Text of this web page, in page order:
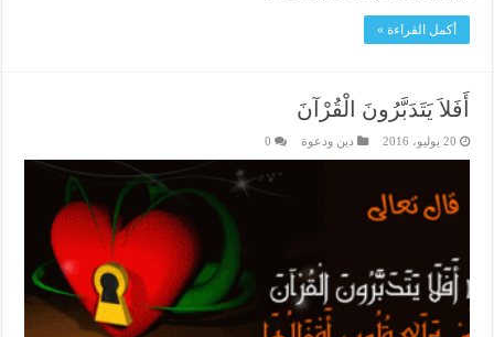
أكمل القراءة »
أَفَلاَ يَتَدَبَّرُونَ الْقُرْآنَ
20 يوليو، 2016 دين ودعوة 0